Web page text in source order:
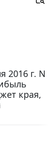
2016 г. N
края,